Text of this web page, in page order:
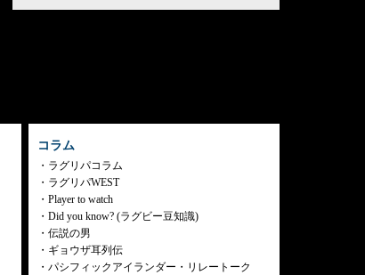
コラム
ラグリパコラム
ラグリパWEST
Player to watch
Did you know? (ラグビー豆知識)
伝説の男
ギョウザ耳列伝
パシフィックアイランダー・リレートーク